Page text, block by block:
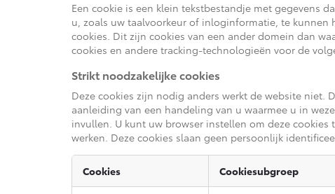
Een cookie is een klein tekstbestandje met gegevens
u, zoals uw taalvoorkeur of inloginformatie, te kunnen
cookies. Dit zijn cookies van een ander domein dan
cookies en andere tracking-technologieën voor de
Strikt noodzakelijke cookies
Deze cookies zijn nodig anders werkt de website niet.
aanleiding van een handeling van u waarmee u in
invullen. U kunt uw browser instellen om deze
werken. Deze cookies slaan geen persoonlijk
Cookies Cookiesubgroep